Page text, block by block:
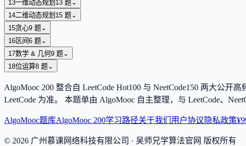
13一维动态规划 13 题 ⌄
14二维动态规划 15 题 ⌄
15贪心9 题 ⌄
16 区间 6 题 ⌄
17数学 & 几何9 题 ⌄
18位运算8 题 ⌄
AlgoMooc 200 整合自 LeetCode Hot100 与 NeetCode150 两大公开
LeetCode 为准。 本题单由 AlgoMooc 自主整理，与 LeetCode、
AlgoMooc题库AlgoMooc 200学习路径关于我们 用户协议 隐私政策
© 2026 广州慕课网络科技有限公司 · 吴师兄学算法官网 版权所有